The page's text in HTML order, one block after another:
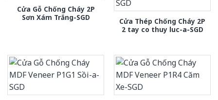
Cửa Gỗ Chống Cháy 2P
Sơn Xám Trắng-SGD
Cửa Thép Chống Cháy 2P
2 tay co thuy luc-a-SGD